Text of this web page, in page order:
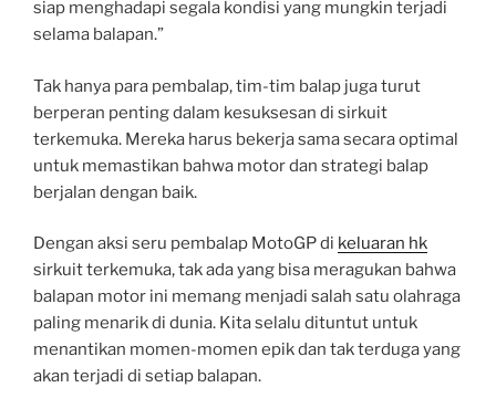
siap menghadapi segala kondisi yang mungkin terjadi
selama balapan.”
Tak hanya para pembalap, tim-tim balap juga turut
berperan penting dalam kesuksesan di sirkuit
terkemuka. Mereka harus bekerja sama secara optimal
untuk memastikan bahwa motor dan strategi balap
berjalan dengan baik.
Dengan aksi seru pembalap MotoGP di keluaran hk
sirkuit terkemuka, tak ada yang bisa meragukan bahwa
balapan motor ini memang menjadi salah satu olahraga
paling menarik di dunia. Kita selalu dituntut untuk
menantikan momen-momen epik dan tak terduga yang
akan terjadi di setiap balapan.